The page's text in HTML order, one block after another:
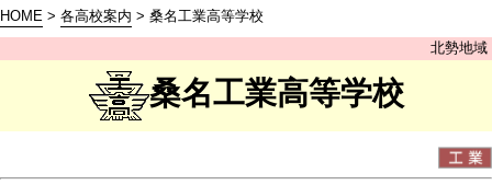
HOME > 各高校案内 > 桑名工業高等学校
北勢地域
桑名工業高等学校